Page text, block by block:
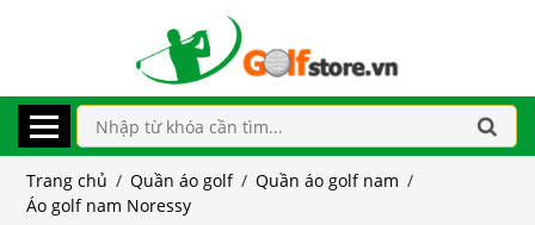
Trang chủ / Quần áo golf / Quần áo golf nam /
Áo golf nam Noressy